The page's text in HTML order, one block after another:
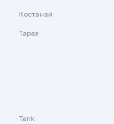
Костанай
Тараз
Tank